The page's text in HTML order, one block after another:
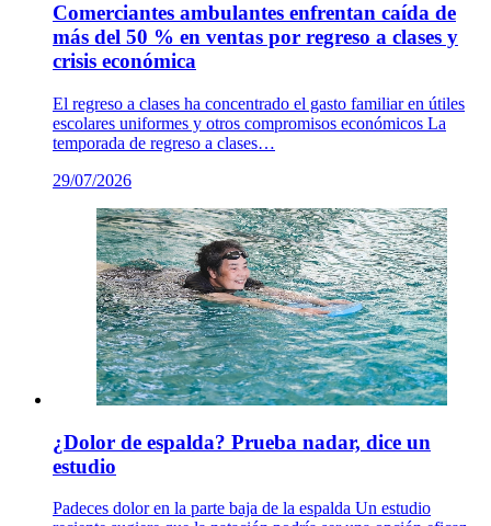
Comerciantes ambulantes enfrentan caída de
más del 50 % en ventas por regreso a clases y
crisis económica
El regreso a clases ha concentrado el gasto familiar en útiles
escolares uniformes y otros compromisos económicos La
temporada de regreso a clases…
29/07/2026
¿Dolor de espalda? Prueba nadar, dice un
estudio
Padeces dolor en la parte baja de la espalda Un estudio